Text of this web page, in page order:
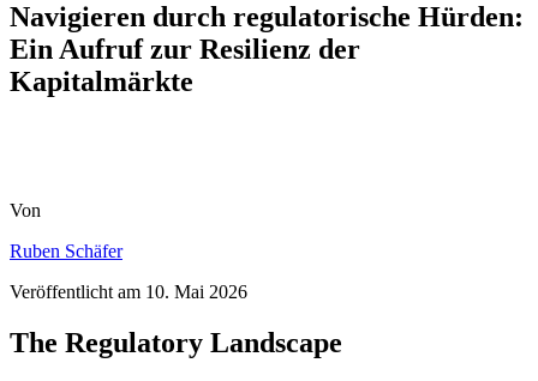
Navigieren durch regulatorische Hürden:
Ein Aufruf zur Resilienz der
Kapitalmärkte
Von
Ruben Schäfer
Veröffentlicht am 10. Mai 2026
The Regulatory Landscape